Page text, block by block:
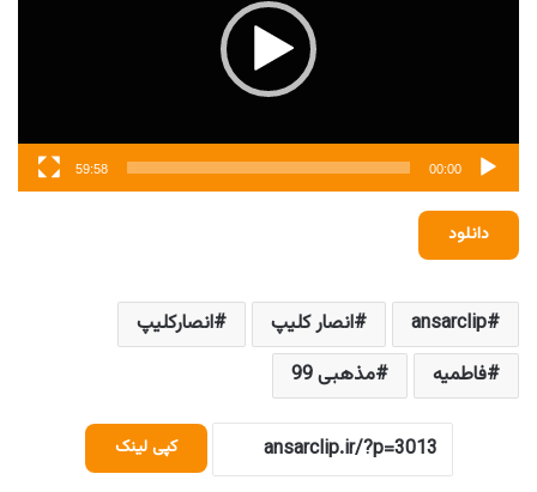
00:00
59:58
دانلود
ansarclip انصار کلیپ
انصارکلیپ
فاطمیه
مذهبی 99
کپی لینک